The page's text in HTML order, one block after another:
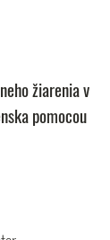
žiarenia v
pomocou